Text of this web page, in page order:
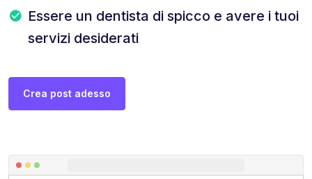
Essere un dentista di spicco e avere i tuoi
servizi desiderati
Crea post adesso